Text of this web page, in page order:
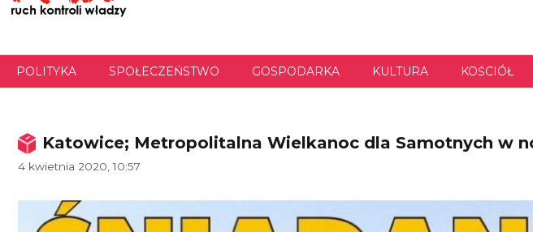
POLITYKA SPOŁECZEŃSTWO GOSPODARKA KULTURA KOŚCIÓŁ
Katowice; Metropolitalna Wielkanoc dla Samotnych w
4 kwietnia 2020, 10:57